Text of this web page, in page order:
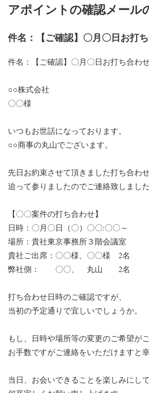
アポイントの確認メール
件名：【ご確認】〇月〇日お打
件名：【ご確認】〇月〇日お打ち合わ
○○株式会社
〇〇様
いつもお世話になっております。
○○商事の丸山でございます。
先日お約束させて頂きました打ち合わ
迫って参りましたのでご連絡致しました
【〇〇案件の打ち合わせ】
日時：〇月〇日（〇）〇〇:〇〇～
場所：貴社東京事務所３階会議室
貴社ご出席：〇〇様、〇〇様 2名
弊社側： 〇〇、 丸山 2名
打ち合わせ日時のご確認ですが、
当初の予定通りで宜しいでしょうか。
もし、日時や場所等の変更のご希望が
お手数ですがご連絡をいただけますと
当日、お会いできることを楽しみにして